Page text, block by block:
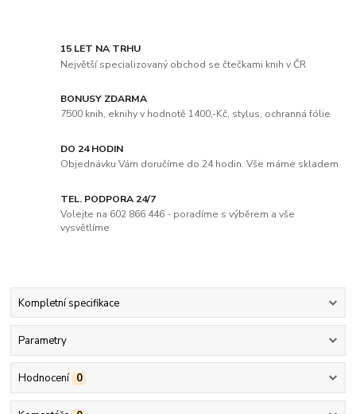
15 LET NA TRHU
Největší specializovaný obchod se čtečkami knih v ČR
BONUSY ZDARMA
7500 knih, eknihy v hodnotě 1400,-Kč, stylus, ochranná fólie
DO 24 HODIN
Objednávku Vám doručíme do 24 hodin. Vše máme skladem
TEL. PODPORA 24/7
Volejte na 602 866 446 - poradíme s výběrem a vše
vysvětlíme
Kompletní specifikace
Parametry
Hodnocení 0